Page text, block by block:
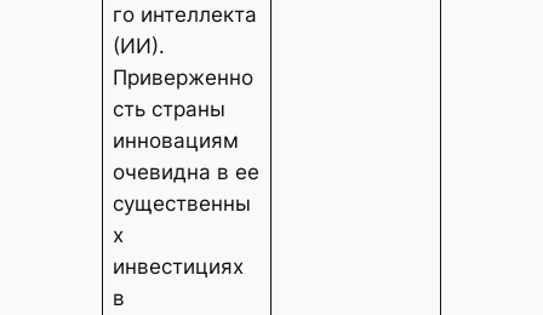
го интеллекта
(ИИ).
Приверженно
сть страны
инновациям
очевидна в ее
существенны
х
инвестициях
в